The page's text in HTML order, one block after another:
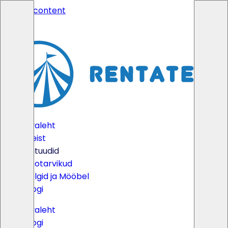
Skip to content
Avaleht
Meist
Batuudid
Peotarvikud
Telgid ja Mööbel
Blogi
Avaleht
Blogi